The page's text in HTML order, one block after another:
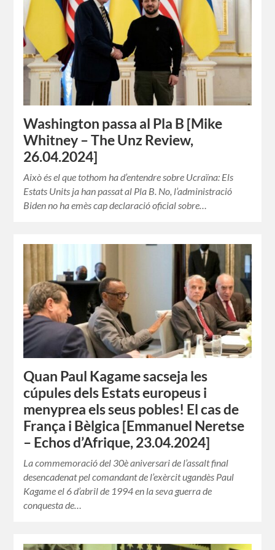
Washington passa al Pla B [Mike
Whitney – The Unz Review,
26.04.2024]
Això és el que tothom ha d’entendre sobre Ucraïna: Els
Estats Units ja han passat al Pla B. No, l’administració
Biden no ha emès cap declaració oficial sobre…
Quan Paul Kagame sacseja les
cúpules dels Estats europeus i
menyprea els seus pobles! El cas de
França i Bèlgica [Emmanuel Neretse
– Echos d’Afrique, 23.04.2024]
La commemoració del 30è aniversari de l’assalt final
desencadenat pel comandant de l’exèrcit ugandès Paul
Kagame el 6 d’abril de 1994 en la seva guerra de
conquesta de…